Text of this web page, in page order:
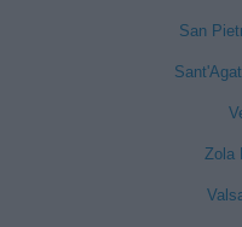
San
Zola